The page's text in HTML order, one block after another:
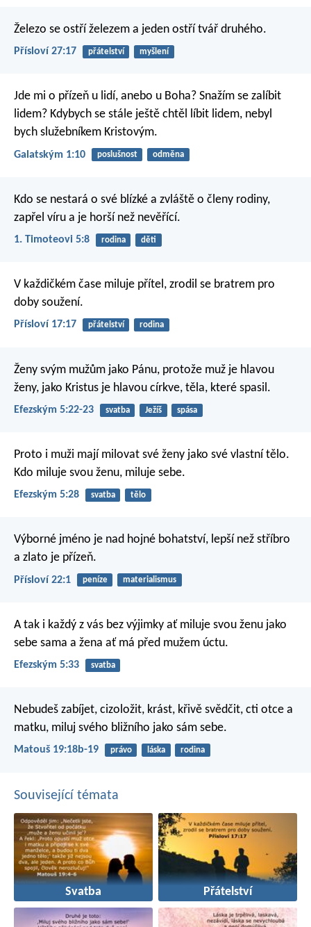
Železo se ostří železem a jeden ostří tvář druhého.
Přísloví 27:17 přátelství myšlení
Jde mi o přízeň u lidí, anebo u Boha? Snažím se zalíbit
lidem? Kdybych se stále ještě chtěl líbit lidem, nebyl
bych služebníkem Kristovým.
Galatským 1:10 poslušnost odměna
Kdo se nestará o své blízké a zvláště o členy rodiny,
zapřel víru a je horší než nevěřící.
1. Timoteovi 5:8 rodina děti
V každičkém čase miluje přítel, zrodil se bratrem pro
doby soužení.
Přísloví 17:17 přátelství rodina
Ženy svým mužům jako Pánu, protože muž je hlavou
ženy, jako Kristus je hlavou církve, těla, které spasil.
Efezským 5:22-23 svatba Ježíš spása
Proto i muži mají milovat své ženy jako své vlastní tělo.
Kdo miluje svou ženu, miluje sebe.
Efezským 5:28 svatba tělo
Výborné jméno je nad hojné bohatství, lepší než stříbro
a zlato je přízeň.
Přísloví 22:1 peníze materialismus
A tak i každý z vás bez výjimky ať miluje svou ženu jako
sebe sama a žena ať má před mužem úctu.
Efezským 5:33 svatba
Nebudeš zabíjet, cizoložit, krást, křivě svědčit, cti otce a
matku, miluj svého bližního jako sám sebe.
Matouš 19:18b-19 právo láska rodina
Související témata
Svatba Přátelství